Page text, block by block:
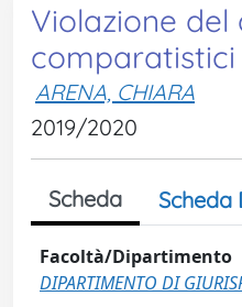
Violazione
comparatistici
ARENA, CHIARA
2019/2020
Scheda Scheda
Facoltà/Dipartimento
DIPARTIMENTO DI